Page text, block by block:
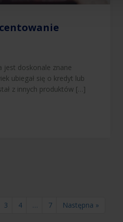
jest doskonale znane
ubiegał się o kredyt lub
z innych produktów […]
3 4 … 7 Następna »